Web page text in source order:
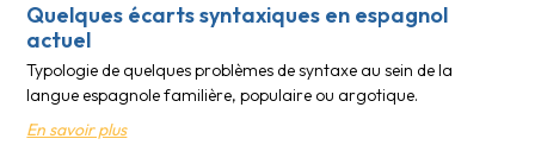
Quelques écarts syntaxiques en espagnol
actuel
Typologie de quelques problèmes de syntaxe au sein de la
langue espagnole familière, populaire ou argotique.
En savoir plus